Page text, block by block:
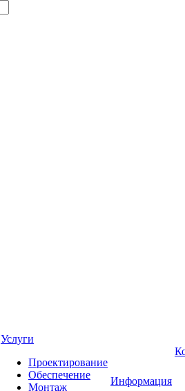
Услуги
Проектирование
Обеспечение
Монтаж
Информация